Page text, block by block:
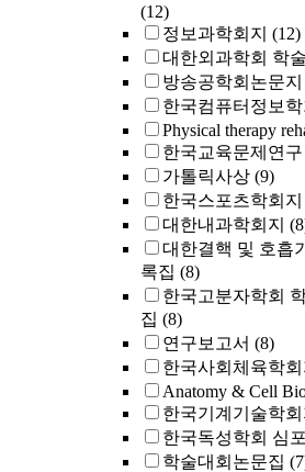
(12)
정보과학회지 (12)
대한외과학회 학
방송공학회논문지
한국컴퓨터정보학
Physical therapy
한국교육문제연구
가톨릭사상 (9)
한국스포츠학회지
대한내과학회지
대한결핵 및 호흡
록집 (8)
한국고분자학회
집 (8)
연구보고서 (8)
한국사회체육학회
Anatomy & Cell
한국기계기술학회
한국독성학회 심
학술대회논문집